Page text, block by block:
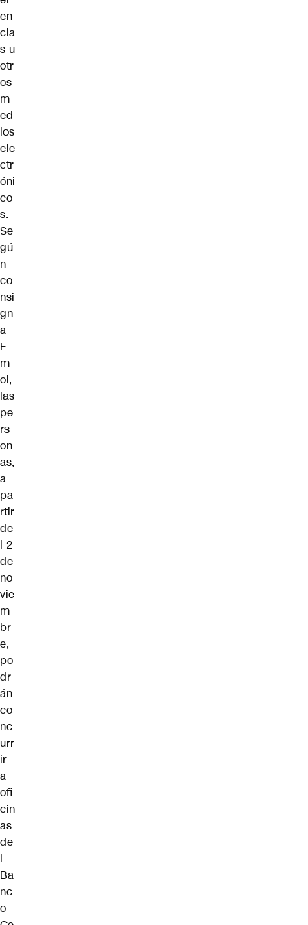
en
cia
s u
otr
os
m
ed
ios
ele
ctr
óni
co
s.
Se
gú
n
co
nsi
gn
a
E
m
ol,
las
pe
rs
on
as,
a
pa
rtir
de
l 2
de
no
vie
m
br
e,
po
dr
án
co
nc
urr
ir
a
ofi
cin
as
de
l
Ba
nc
o